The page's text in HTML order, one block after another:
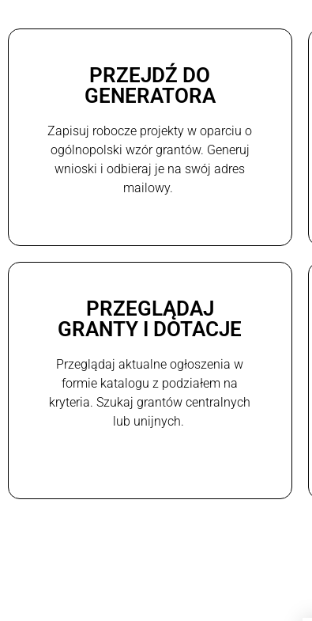
PRZEJDŹ DO
GENERATORA
Zapisuj robocze projekty w oparciu o
ogólnopolski wzór grantów. Generuj
wnioski i odbieraj je na swój adres
mailowy.
PRZEGLĄDAJ
GRANTY I DOTACJE
Przeglądaj aktualne ogłoszenia w
formie katalogu z podziałem na
kryteria. Szukaj grantów centralnych
lub unijnych.